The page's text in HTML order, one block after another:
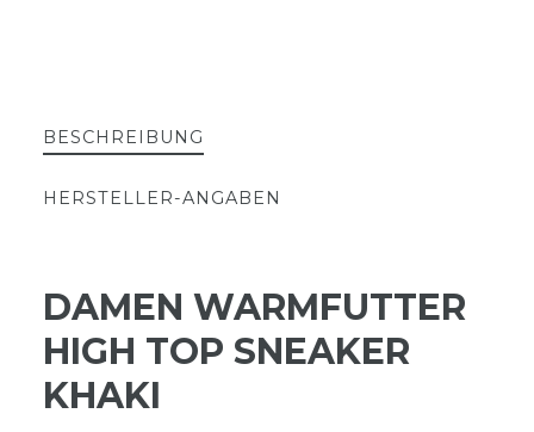
BESCHREIBUNG
HERSTELLER-ANGABEN
DAMEN WARMFUTTER
HIGH TOP SNEAKER
KHAKI